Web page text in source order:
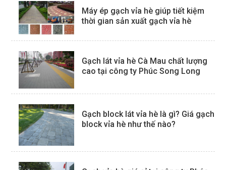
Máy ép gạch vỉa hè giúp tiết kiệm
thời gian sản xuất gạch vỉa hè
Gạch lát vỉa hè Cà Mau chất lượng
cao tại công ty Phúc Song Long
Gạch block lát vỉa hè là gì? Giá gạch
block vỉa hè như thế nào?